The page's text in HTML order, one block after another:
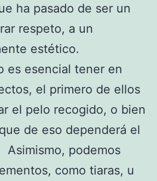
ha pasado de ser un
respeto, a un
estético.
es esencial tener en
el primero de ellos
el pelo recogido, o bien
de eso dependerá el
podemos
como tiaras, u